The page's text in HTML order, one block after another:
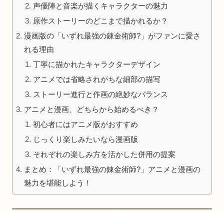
声優陣と音楽が描くキャラクターの魅力
原作ストーリーのどこまで描かれるか？
漫画版の「いずれ最強の錬金術師?」がファンに愛さ
れる理由
丁寧に描かれたキャラクターデザイン
アニメでは省略されがちな細部の描写
ストーリー進行と作画の絶妙なバランス
アニメと漫画、どちらから始めるべき？
初心者にはアニメ版がおすすめ
じっくり楽しみたいなら漫画版
それぞれの楽しみ方を活かした併用の提案
まとめ：「いずれ最強の錬金術師?」アニメと漫画の
魅力を堪能しよう！